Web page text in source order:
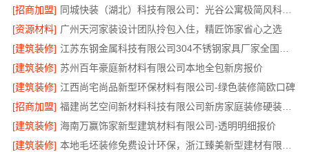
[招商加盟]
同城快装（湖北）科技有限公司：光谷公寓极简风科技家装
[资源材料] 广州天河家装设计团队拎包入住，精匠饰家省心之选
[建筑装修]
[建筑装修] 苏州百年豪庭新材料有限公司本地全包新房报价
[建筑装修] 江西尚宅尚品新型环保材料有限公司-绿色装修简欧口碑
[招商加盟]
福建尚艺空间新材料科技有限公司新房家庭装修硬装施工
[建筑装修] 海南万赢饰家新型建筑材料有限公司-透明明细报价
[建筑装修]